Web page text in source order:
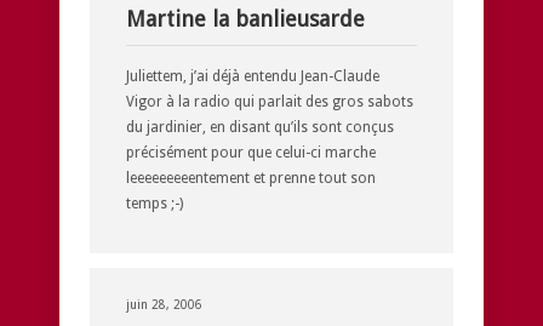
Martine la banlieusarde
Juliettem, j’ai déjà entendu Jean-Claude
Vigor à la radio qui parlait des gros sabots
du jardinier, en disant qu’ils sont conçus
précisément pour que celui-ci marche
leeeeeeeeentement et prenne tout son
temps ;-)
juin 28, 2006